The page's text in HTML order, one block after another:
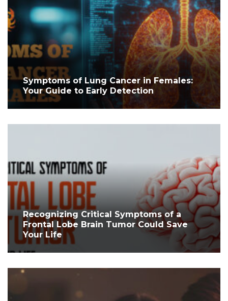
Symptoms of Lung Cancer in Females:
Your Guide to Early Detection
Recognizing Critical Symptoms of a
Frontal Lobe Brain Tumor Could Save
Your Life